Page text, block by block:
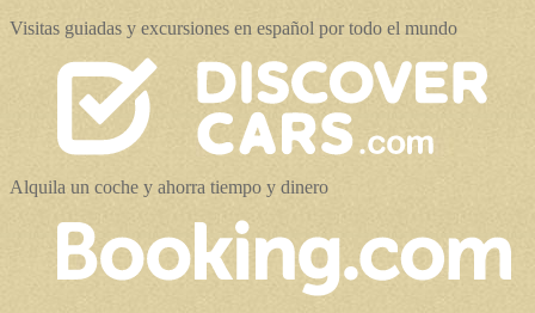
Visitas guiadas y excursiones en español por todo el mundo
Alquila un coche y ahorra tiempo y dinero